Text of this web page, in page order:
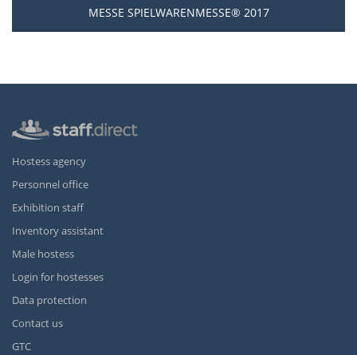
MESSE SPIELWARENMESSE® 2017
Hostess agency
Personnel office
Exhibition staff
Inventory assistant
Male hostess
Login for hostesses
Data protection
Contact us
GTC